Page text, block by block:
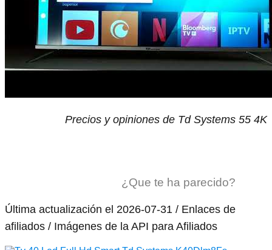
Precios y opiniones de Td Systems 55 4K
¿Que te ha parecido?
Última actualización el 2026-07-31 / Enlaces de
afiliados / Imágenes de la API para Afiliados